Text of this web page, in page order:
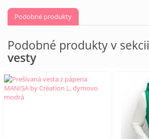
Podobné produkty
Podobné produkty v sekcii
vesty